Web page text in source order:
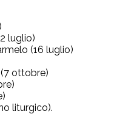
luglio)
(16 luglio)
(7 ottobre)
liturgico).